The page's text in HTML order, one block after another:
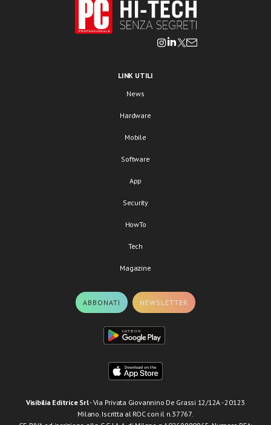
LINK UTILI
News
Hardware
Mobile
Software
App
Security
HowTo
Tech
Magazine
ABBONATI NEWSLETTER
Visibilia Editrice Srl- Via Privata Giovannino De Grassi 12/12A - 20123
Milano. Iscritta al ROC con il n.37767.